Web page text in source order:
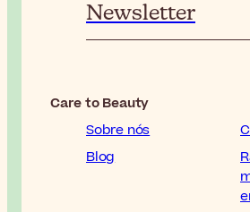
Newsletter
Care to Beauty
Sobre nós
Blog